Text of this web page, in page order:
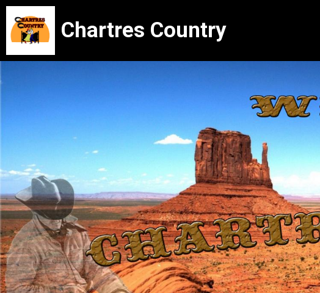
Chartres Country